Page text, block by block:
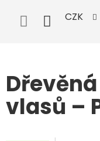
obsah
CZK
vlasů –